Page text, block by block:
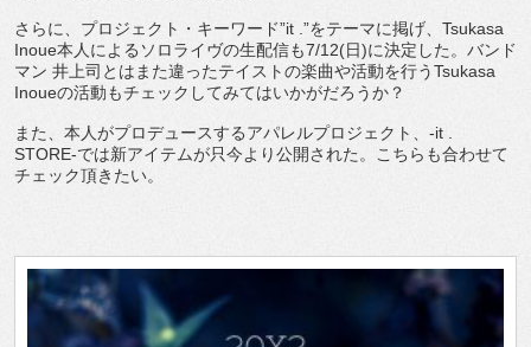
さらに、プロジェクト・キーワード”it .”をテーマに掲げ、Tsukasa
Inoue本人によるソロライヴの生配信も7/12(日)に決定した。バンド
マン 井上司とはまた違ったテイストの楽曲や活動を行うTsukasa
Inoueの活動もチェックしてみてはいかがだろうか？
また、本人がプロデュースするアパレルプロジェクト、-it .
STORE-では新アイテムが只今より公開された。こちらも合わせて
チェック頂きたい。